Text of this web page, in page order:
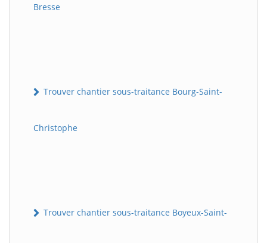
Bresse
Trouver chantier sous-traitance Bourg-Saint-
Christophe
Trouver chantier sous-traitance Boyeux-Saint-